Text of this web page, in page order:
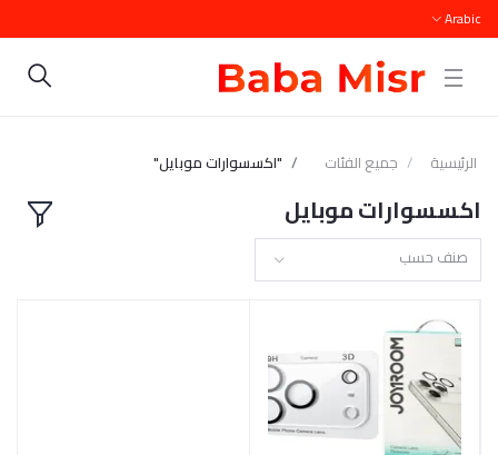
Arabic
الرئيسية جميع الفئات "اكسسوارات موبايل"
اكسسوارات موبايل
صنف حسب